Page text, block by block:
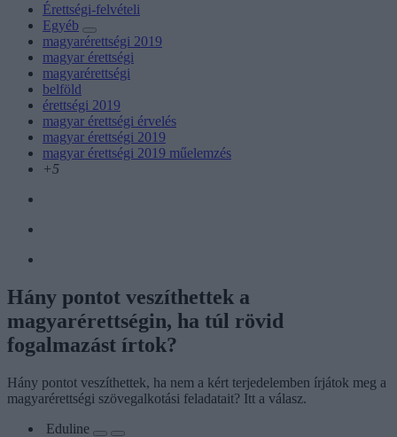
Érettségi-felvételi
Egyéb
magyarérettségi 2019
magyar érettségi
magyarérettségi
belföld
érettségi 2019
magyar érettségi érvelés
magyar érettségi 2019
magyar érettségi 2019 műelemzés
+5
Hány pontot veszíthettek a
magyarérettségin, ha túl rövid
fogalmazást írtok?
Hány pontot veszíthettek, ha nem a kért terjedelemben írjátok meg a
magyarérettségi szövegalkotási feladatait? Itt a válasz.
Eduline